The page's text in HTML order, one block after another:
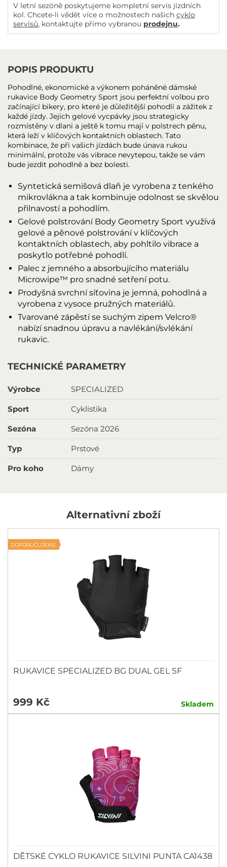
V letní sezóně poskytujeme kompletní servis jízdních
kol. Chcete-li vědět více o možnostech našich cyklo
servisů, kontaktujte přímo vybranou prodejnu.
POPIS PRODUKTU
Pohodlné, ekonomické a výkonem poháněné dámské
rukavice Body Geometry Sport jsou perfektní volbou pro
začínající bikery, pro které je důležitější pohodlí a zážitek z
každé jízdy. Jejich gelové vycpávky jsou strategicky
rozmístěny v dlani a ještě k tomu mají v polstrech pěnu,
která leží v klíčových kontaktních oblastech. Tato
kombinace, že při vašich jízdách bude únava rukou
minimální, protože vás vibrace nevytepou, takže se vám
bude jezdit pohodlně a bez bolesti.
Syntetická semišová dlaň je vyrobena z tenkého
mikrovlákna a tak kombinuje odolnost se skvělou
přilnavostí a pohodlím.
Gelové polstrování Body Geometry Sport využívá
gelové a pěnové polstrování v klíčových
kontaktních oblastech, aby pohltilo vibrace a
poskytlo potřebné pohodlí.
Palec z jemného a absorbujícího materiálu
Microwipe™ pro snadné setření potu.
Prodyšná svrchní síťovina je jemná, pohodlná a
vyrobena z vysoce pružných materiálů.
Tvarované zápěstí se suchým zipem Velcro®
nabízí snadnou úpravu a navlékání/svlékání
rukavic.
TECHNICKÉ PARAMETRY
Výrobce SPECIALIZED
Sport Cyklistika
Sezóna Sezóna 2026
Typ Prstové
Pro koho Dámy
Alternativní zboží
DOPORUČUJEME
RUKAVICE SPECIALIZED BG DUAL GEL SF
999 Kč Skladem
DĚTSKÉ CYKLO RUKAVICE SILVINI PUNTA CA1438